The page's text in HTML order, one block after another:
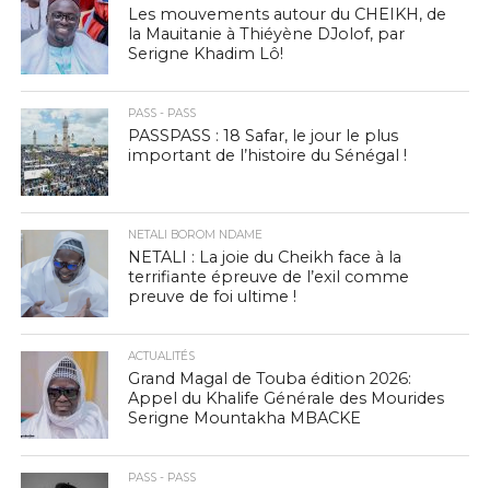
Les mouvements autour du CHEIKH, de
la Mauitanie à Thiéyène DJolof, par
Serigne Khadim Lô!
PASS - PASS
PASSPASS : 18 Safar, le jour le plus
important de l’histoire du Sénégal !
NETALI BOROM NDAME
NETALI : La joie du Cheikh face à la
terrifiante épreuve de l’exil comme
preuve de foi ultime !
ACTUALITÉS
Grand Magal de Touba édition 2026:
Appel du Khalife Générale des Mourides
Serigne Mountakha MBACKE
PASS - PASS